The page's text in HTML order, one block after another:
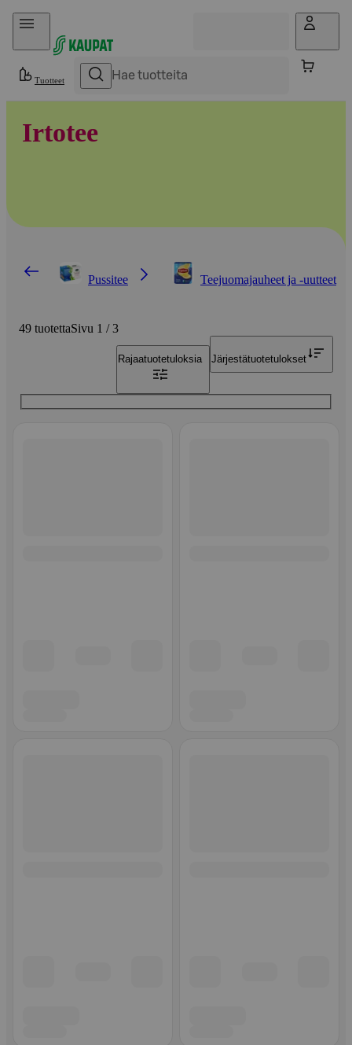
Hyppää sisältöön
Tuotteet
Irtotee
Pussitee Teejuomajauheet ja -uutteet
49 tuotettaSivu 1 / 3
Rajaatuotetuloksia Järjestätuotetulokset